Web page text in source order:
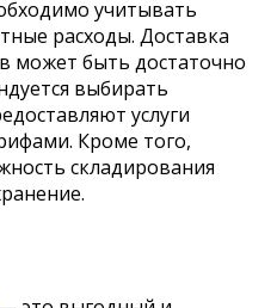
учитывать
расходы. Доставка
может быть достаточно
выбирать
услуги
Кроме того,
складирования